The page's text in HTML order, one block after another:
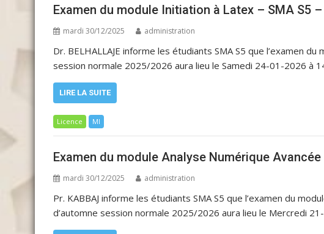
Examen du module Initiation à Latex – SMA S5
mardi 30/12/2025 administration
Dr. BELHALLAJE informe les étudiants SMA S5 que l’examen
session normale 2025/2026 aura lieu le Samedi 24-01-2026 à
LIRE LA SUITE
Licence MI
Examen du module Analyse Numérique
mardi 30/12/2025 administration
Pr. KABBAJ informe les étudiants SMA S5 que l’examen du
d’automne session normale 2025/2026 aura lieu le Mercredi